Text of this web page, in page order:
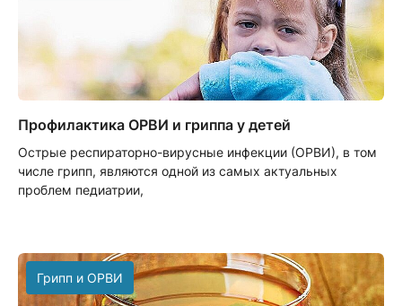
Профилактика ОРВИ и гриппа у детей
Острые респираторно-вирусные инфекции (ОРВИ), в том
числе грипп, являются одной из самых актуальных
проблем педиатрии,
Грипп и ОРВИ